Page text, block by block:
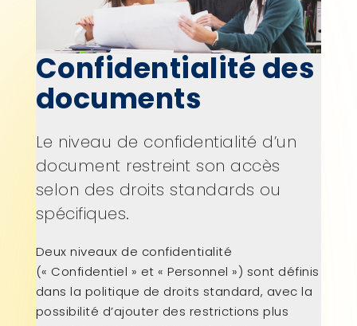
Confidentialité des
documents
Le niveau de confidentialité d’un
document restreint son accès
selon des droits standards ou
spécifiques.
Deux niveaux de confidentialité
(« Confidentiel » et « Personnel ») sont définis
dans la politique de droits standard, avec la
possibilité d’ajouter des restrictions plus